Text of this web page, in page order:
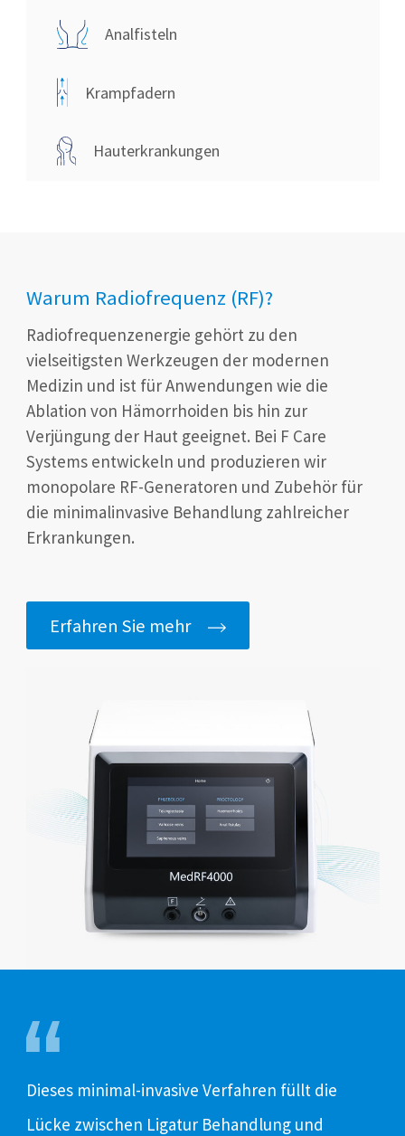
Analfisteln
Krampfadern
Hauterkrankungen
Warum Radiofrequenz (RF)?
Radiofrequenzenergie gehört zu den
vielseitigsten Werkzeugen der modernen
Medizin und ist für Anwendungen wie die
Ablation von Hämorrhoiden bis hin zur
Verjüngung der Haut geeignet. Bei F Care
Systems entwickeln und produzieren wir
monopolare RF-Generatoren und Zubehör für
die minimalinvasive Behandlung zahlreicher
Erkrankungen.
Erfahren Sie mehr
Dieses minimal-invasive Verfahren füllt die
Lücke zwischen Ligatur Behandlung und